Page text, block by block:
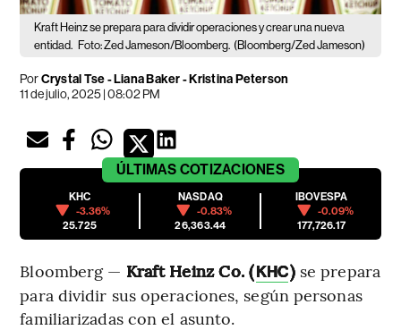
Kraft Heinz se prepara para dividir operaciones y crear una nueva
entidad. Foto: Zed Jameson/Bloomberg. (Bloomberg/Zed Jameson)
PorCrystal Tse - Liana Baker - Kristina Peterson
11 de julio, 2025 | 08:02 PM
ÚLTIMAS COTIZACIONES
KHC
-3.36%
25.725
NASDAQ
-0.83%
26,363.44
IBOVESPA
-0.09%
177,726.17
Bloomberg — Kraft Heinz Co. (KHC) se prepara
para dividir sus operaciones, según personas
familiarizadas con el asunto.